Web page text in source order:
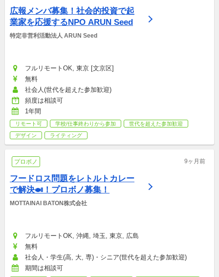
広報メンバ募集！社会的投資で起
業家を応援するNPO ARUN Seed
特定非営利活動法人 ARUN Seed
フルリモートOK, 東京 [文京区]
無料
社会人(世代を超えた参加歓迎)
頻度は相談可
1年間
リモート可 学校/仕事終わりから参加
世代を超えた参加歓迎
デザイン
ライティング
プロボノ 9ヶ月前
フードロス問題をレトルトカレー
で解決🍛！プロボノ募集！
MOTTAINAI BATON株式会社
フルリモートOK, 沖縄, 埼玉, 東京, 広島
無料
社会人・学生(高, 大, 専)・シニア(世代を超えた参加歓迎)
期間は相談可